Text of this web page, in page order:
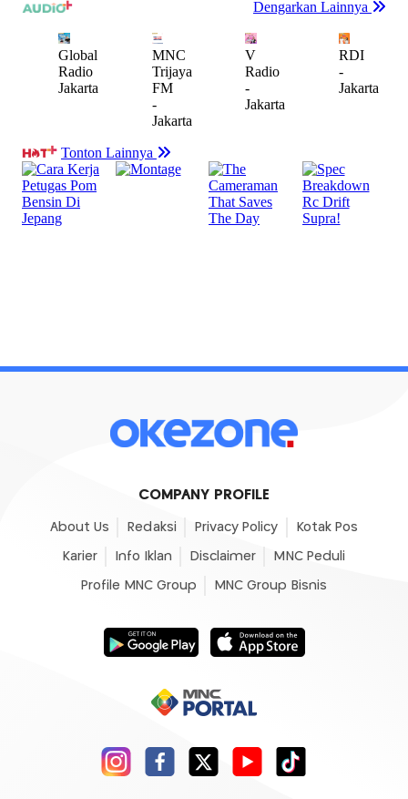
COMPANY PROFILE
About Us Redaksi Privacy Policy Kotak Pos
Karier Info Iklan Disclaimer MNC Peduli
Profile MNC Group MNC Group Bisnis